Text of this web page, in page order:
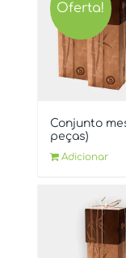
Oferta!
Conjunto
peças)
Adicionar